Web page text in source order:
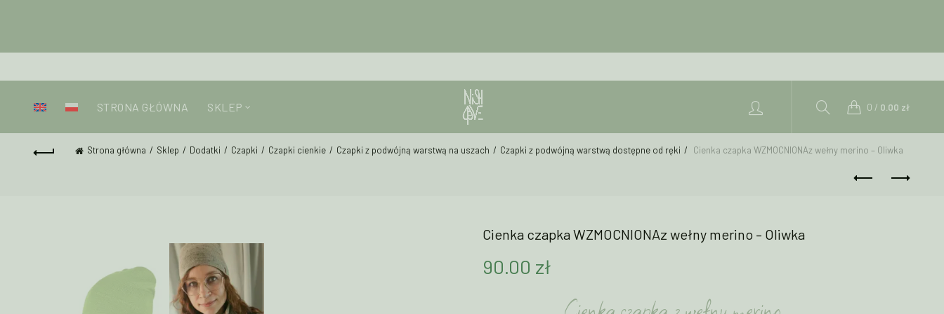
STRONA GŁÓWNA SKLEP 0 / 0.00 zł
Strona główna Sklep Dodatki Czapki Czapki cienkie Czapki z podwójną warstwą na uszach Czapki z podwójną warstwą dostępne od ręki Cienka czapka WZMOCNIONAz wełny merino – Oliwka
Cienka czapka WZMOCNIONAz wełny merino – Oliwka
90.00 zł